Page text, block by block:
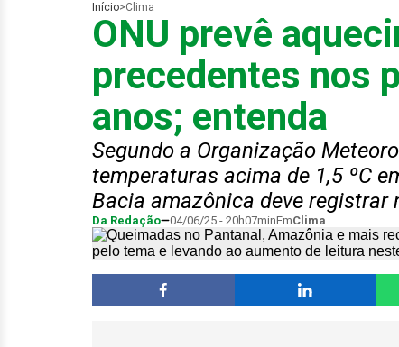
Início>Clima
ONU prevê
precedentes nos
anos; entenda
Segundo a Organização
temperaturas acima de 1,5 ºC
Bacia amazônica deve registrar
Da Redação 04/06/25 - 20h07minEmClima